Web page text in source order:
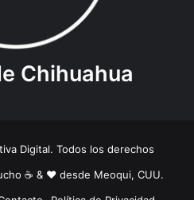
Chihuahua
Digital. Todos los derechos
☕️ & ❤️ desde Meoqui, CUU.